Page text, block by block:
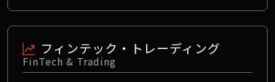
フィンテック・トレーディング
FinTech & Trading